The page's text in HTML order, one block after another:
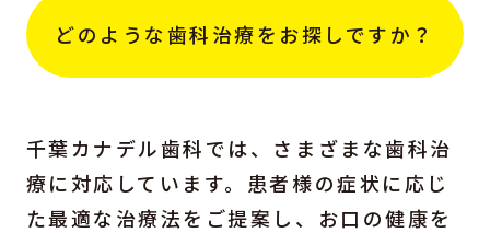
どのような歯科治療をお探しですか？
千葉カナデル歯科では、さまざまな歯科治
療に対応しています。患者様の症状に応じ
た最適な治療法をご提案し、お口の健康を